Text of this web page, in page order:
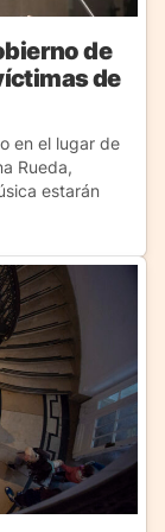
de
de
en el lugar de
Rueda,
estarán